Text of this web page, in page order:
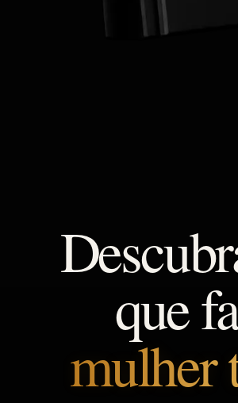
que
mulher